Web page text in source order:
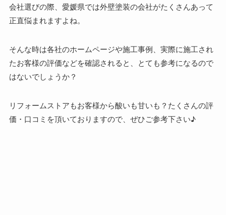
会社選びの際、愛媛県では外壁塗装の会社がたくさんあって
正直悩まれますよね。
そんな時は各社のホームページや施工事例、実際に施工され
たお客様の評価などを確認されると、とても参考になるので
はないでしょうか？
リフォームストアもお客様から酸いも甘いも？たくさんの評
価・口コミを頂いておりますので、ぜひご参考下さい♪